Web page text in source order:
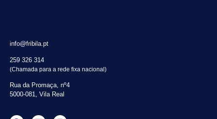
info@fribila.pt
259 326 314
(Chamada para a rede fixa nacional)
Rua da Promaça, nº4
5000-081, Vila Real